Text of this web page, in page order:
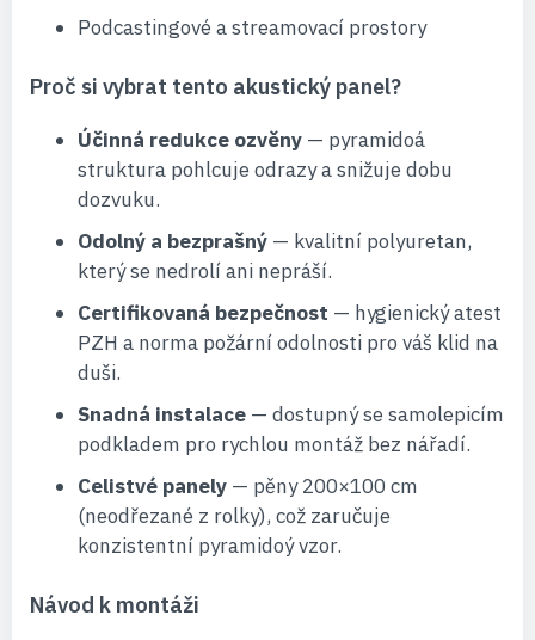
Podcastingové a streamovací prostory
Proč si vybrat tento akustický panel?
Účinná redukce ozvěny — pyramidoá
struktura pohlcuje odrazy a snižuje dobu
dozvuku.
Odolný a bezprašný — kvalitní polyuretan,
který se nedrolí ani nepráší.
Certifikovaná bezpečnost — hygienický atest
PZH a norma požární odolnosti pro váš klid na
duši.
Snadná instalace — dostupný se samolepicím
podkladem pro rychlou montáž bez nářadí.
Celistvé panely — pěny 200×100 cm
(neodřezané z rolky), což zaručuje
konzistentní pyramidoý vzor.
Návod k montáži